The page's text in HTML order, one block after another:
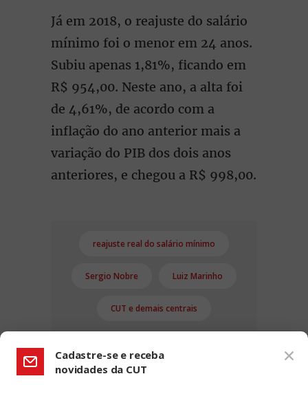
Já em 2018, o reajuste do salário
mínimo foi o menor em 24 anos.
Subiu apenas 1,81%, ficando em
R$ 954,00. Neste ano, a alta foi
de 4,61%, de acordo com a
inflação do ano anterior mais a
variação do PIB dos dois anos
anteriores, e chegou a R$ 998,00.
reajuste real do salário mínimo
Sergio Nobre Luiz Marinho
CUT e demais centrais
Cadastre-se e receba
novidades da CUT